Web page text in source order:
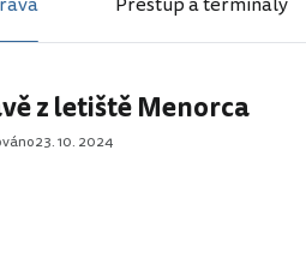
z letiště Menorca
23. 10. 2024